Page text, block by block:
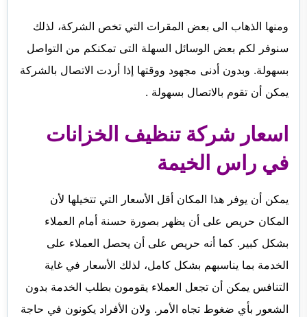
ومنها الذهاب الى بعض المقرات التي تخص الشركة، لذلك
سنوفر لكم بعض الوسائل السهلة التى تمكنكم من التواصل
بسهولة. وبدون أدنى مجهود ووقتها إذا أردت الاتصال بالشركة
يمكن أن تقوم بالاتصال بسهولة .
اسعار شركة تنظيف الخزانات
في راس الخيمة
يمكن أن يوفر هذا المكان أقل الأسعار التي تتخيلها لأن
المكان حريص على أن يظهر بصورة حسنة أمام العملاء
بشكل كبير. كما أنه حريص على أن يحصل العملاء على
الخدمة بما يناسبهم بشكل كامل، لذلك الأسعار في غاية
التنافس يمكن أن تجعل العملاء يقومون بطلب الخدمة بدون
الشعور بأي ضغوط تجاه الأمر. ولان الأفراد يكونون في حاجة